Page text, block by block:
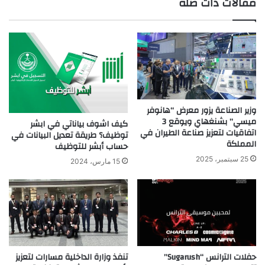
وزير الصناعة يزور معرض “هانوفر
ميسي” بشنغهاي ويوقع 3
اتفاقيات لتعزيز صناعة الطيران في
المملكة
25 سبتمبر، 2025
كيف اشوف بياناتي في ابشر
توظيف؟ طريقة تعديل البيانات في
حساب أبشر للتوظيف
15 مارس، 2024
حفلات الترانس “Sugarush” تنفذ وزارة الداخلية مسارات لتعزيز